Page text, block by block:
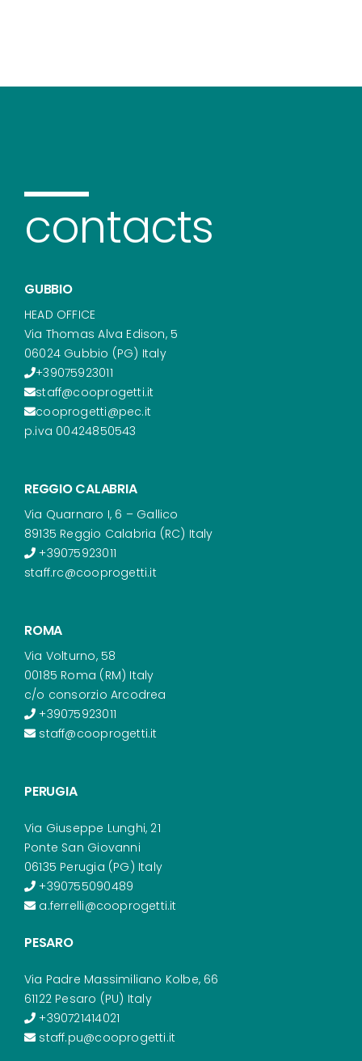
contacts
GUBBIO
HEAD OFFICE
Via Thomas Alva Edison, 5
06024 Gubbio (PG) Italy
+39075923011
staff@cooprogetti.it
cooprogetti@pec.it
p.iva 00424850543
REGGIO CALABRIA
Via Quarnaro I, 6 – Gallico
89135 Reggio Calabria (RC) Italy
+39075923011
staff.rc@cooprogetti.it
ROMA
Via Volturno, 58
00185 Roma (RM) Italy
c/o consorzio Arcodrea
+39075923011
staff@cooprogetti.it
PERUGIA
Via Giuseppe Lunghi, 21
Ponte San Giovanni
06135 Perugia (PG) Italy
+390755090489
a.ferrelli@cooprogetti.it
PESARO
Via Padre Massimiliano Kolbe, 66
61122 Pesaro (PU) Italy
+390721414021
staff.pu@cooprogetti.it